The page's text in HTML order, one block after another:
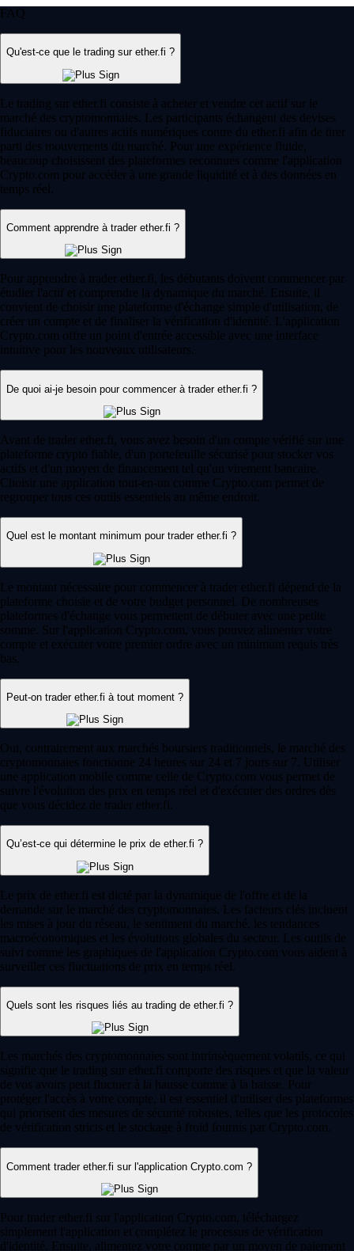
FAQ
Qu'est-ce que le trading sur ether.fi ?
Le trading sur ether.fi consiste à acheter et vendre cet actif sur le
marché des cryptomonnaies. Les participants échangent des devises
fiduciaires ou d'autres actifs numériques contre du ether.fi afin de tirer
parti des mouvements du marché. Pour une expérience fluide,
beaucoup choisissent des plateformes reconnues comme l'application
Crypto.com pour accéder à une grande liquidité et à des données en
temps réel.
Comment apprendre à trader ether.fi ?
Pour apprendre à trader ether.fi, les débutants doivent commencer par
étudier l'actif et comprendre la dynamique du marché. Ensuite, il
convient de choisir une plateforme d'échange simple d'utilisation, de
créer un compte et de finaliser la vérification d'identité. L'application
Crypto.com offre un point d'entrée accessible avec une interface
intuitive pour les nouveaux utilisateurs.
De quoi ai-je besoin pour commencer à trader ether.fi ?
Avant de trader ether.fi, vous avez besoin d'un compte vérifié sur une
plateforme crypto fiable, d'un portefeuille sécurisé pour stocker vos
actifs et d'un moyen de financement tel qu'un virement bancaire.
Choisir une application tout-en-un comme Crypto.com permet de
regrouper tous ces outils essentiels au même endroit.
Quel est le montant minimum pour trader ether.fi ?
Le montant nécessaire pour commencer à trader ether.fi dépend de la
plateforme choisie et de votre budget personnel. De nombreuses
plateformes d'échange vous permettent de débuter avec une petite
somme. Sur l'application Crypto.com, vous pouvez alimenter votre
compte et exécuter votre premier ordre avec un minimum requis très
bas.
Peut-on trader ether.fi à tout moment ?
Oui, contrairement aux marchés boursiers traditionnels, le marché des
cryptomonnaies fonctionne 24 heures sur 24 et 7 jours sur 7. Utiliser
une application mobile comme celle de Crypto.com vous permet de
suivre l'évolution des prix en temps réel et d'exécuter des ordres dès
que vous décidez de trader ether.fi.
Qu’est-ce qui détermine le prix de ether.fi ?
Le prix de ether.fi est dicté par la dynamique de l'offre et de la
demande sur le marché des cryptomonnaies. Les facteurs clés incluent
les mises à jour du réseau, le sentiment du marché, les tendances
macroéconomiques et les évolutions globales du secteur. Les outils de
suivi comme les graphiques de l'application Crypto.com vous aident à
surveiller ces fluctuations de prix en temps réel.
Quels sont les risques liés au trading de ether.fi ?
Les marchés des cryptomonnaies sont intrinsèquement volatils, ce qui
signifie que le trading sur ether.fi comporte des risques et que la valeur
de vos avoirs peut fluctuer à la hausse comme à la baisse. Pour
protéger l'accès à votre compte, il est essentiel d'utiliser des plateformes
qui priorisent des mesures de sécurité robustes, telles que les protocoles
de vérification stricts et le stockage à froid fournis par Crypto.com.
Comment trader ether.fi sur l'application Crypto.com ?
Pour trader ether.fi sur l'application Crypto.com, téléchargez
simplement l'application et complétez le processus de vérification
d'identité. Ensuite, alimentez votre compte par un moyen de paiement